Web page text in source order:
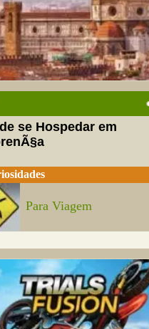
se Hospedar em
Para Viagem